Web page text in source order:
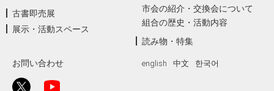
古書即売展
展示・活動スペース
市会の紹介・交換会について
組合の歴史・活動内容
読み物・特集
お問い合わせ english 中文 한국어